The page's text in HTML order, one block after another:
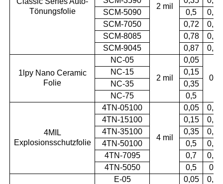
Tönungsfolie
2 mil
SCM-5090
0,5
0,86
SCM-7050
0,72
0,55
SCM-8085
0,78
0,83
SCM-9045
0,87 0,45
1lpy Nano Ceramic
Folie
NC-05
2 mil
0,05
0,9
NC-15
0,15
NC-35
0,35
NC-75
0,5
4MIL
Explosionsschutzfolie
4TN-05100
4 mil
0,05
0,97
4TN-15100
0,15
0,96
4TN-35100
0,35
0,96
4TN-50100
0,5
0,95
4TN-7095
0,7
0,95
4TN-5050
0,5 0,6
E-05 0,05
0,62